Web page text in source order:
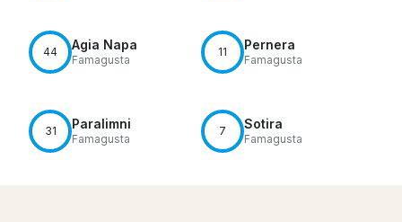
44 Agia Napa
Famagusta
11 Pernera
Famagusta
31 Paralimni
Famagusta
7 Sotira
Famagusta